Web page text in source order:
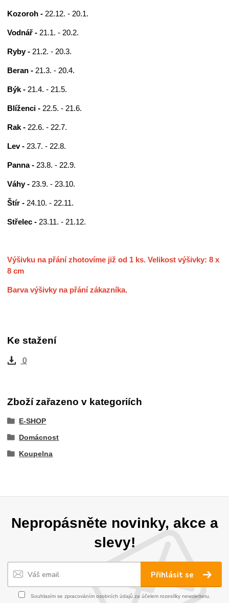
Kozoroh - 22.12. - 20.1.
Vodnář - 21.1. - 20.2.
Ryby - 21.2. - 20.3.
Beran - 21.3. - 20.4.
Býk - 21.4. - 21.5.
Blíženci - 22.5. - 21.6.
Rak - 22.6. - 22.7.
Lev - 23.7. - 22.8.
Panna - 23.8. - 22.9.
Váhy - 23.9. - 23.10.
Štír - 24.10. - 22.11.
Střelec - 23.11. - 21.12.
Výšivku na přání zhotovíme již od 1 ks. Velikost výšivky: 8 x
8 cm
Barva výšivky na přání zákazníka.
Ke stažení
0
Zboží zařazeno v kategoriích
E-SHOP
Domácnost
Koupelna
Nepropásněte novinky, akce a
slevy!
Přihlásit se
Souhlasím se zpracováním osobních údajů za účelem rozesílky newsletteru.